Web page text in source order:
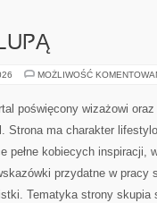
MOŻLIWOŚĆ
poświęcony wizażowi
Strona ma charakter
pełne kobiecych inspiracji,
przydatne w pracy
Tematyka strony skupia